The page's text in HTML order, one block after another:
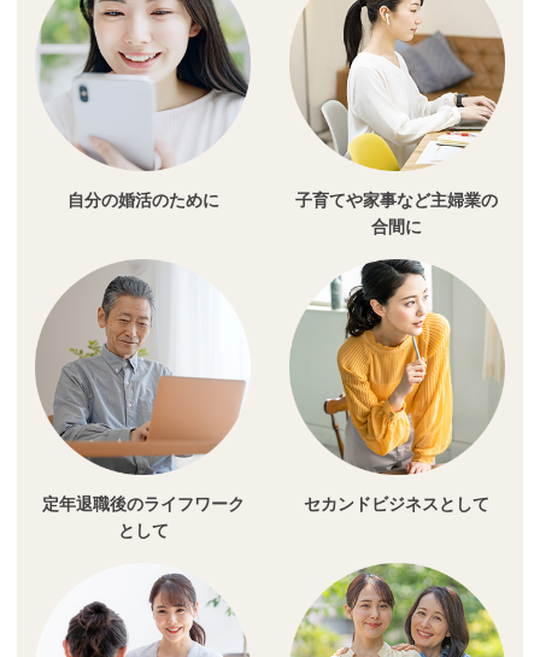
自分の婚活のために
子育てや家事など主婦業の
合間に
定年退職後のライフワーク
として
セカンドビジネスとして